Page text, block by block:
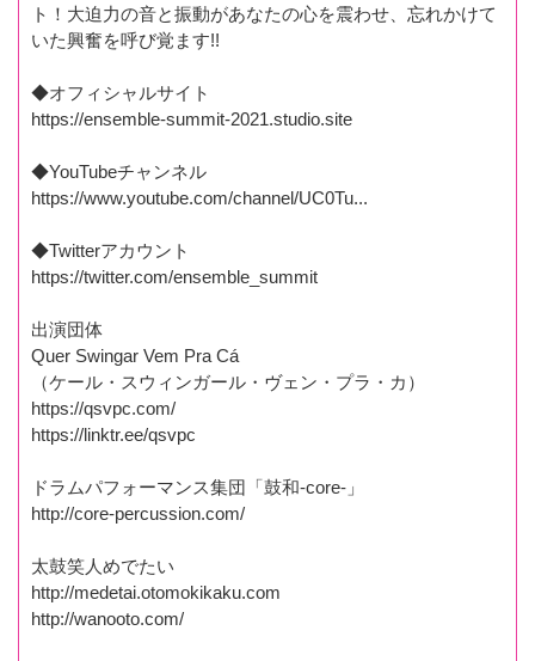
ト！大迫力の音と振動があなたの心を震わせ、忘れかけて
いた興奮を呼び覚ます!!
◆オフィシャルサイト
https://ensemble-summit-2021.studio.site
◆YouTubeチャンネル
https://www.youtube.com/channel/UC0Tu...
◆Twitterアカウント
https://twitter.com/ensemble_summit
出演団体
Quer Swingar Vem Pra Cá
（ケール・スウィンガール・ヴェン・プラ・カ）
https://qsvpc.com/
https://linktr.ee/qsvpc
ドラムパフォーマンス集団「鼓和-core-」
http://core-percussion.com/
太鼓笑人めでたい
http://medetai.otomokikaku.com
http://wanooto.com/